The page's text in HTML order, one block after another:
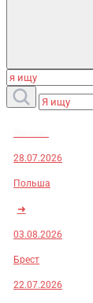
28.07.2026
Польша
➜
03.08.2026
Брест
22.07.2026